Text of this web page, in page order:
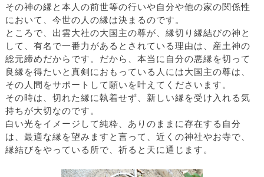
その神の縁と本人の前世等の行いや自分や他の家の関係性
において、今世の人の縁は決まるのです。
ところで、出雲大社の大国主の尊が、縁切り縁結びの神と
して、有名で一番力があるとされている理由は、産土神の
総元締めだからです。だから、本当に自分の悪縁を切って
良縁を得たいと真剣におもっている人には大国主の尊は、
その人間をサポートして願いを叶えてくださいます。
その時は、切れた縁に執着せず、新しい縁を受け入れる気
持ちが大切なのです。
白い光をイメージして純粋、ありのままに存在する自分
は、最適な縁を望みますと言って、近くの神社やお寺で、
縁結びをやっている所で、祈ると天に通じます。